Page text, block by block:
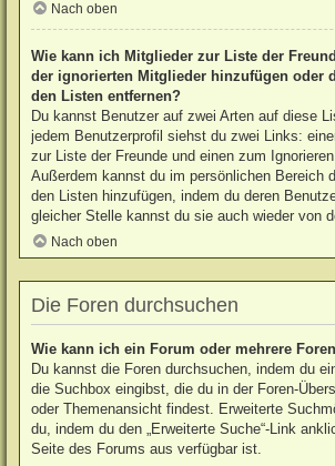
Nach oben
Wie kann ich Mitglieder zur Liste der
der ignorierten Mitglieder hinzufügen oder
den Listen entfernen?
Du kannst Benutzer auf zwei Arten auf diese
jedem Benutzerprofil siehst du zwei Links:
zur Liste der Freunde und einen zum
Außerdem kannst du im persönlichen Bereich
den Listen hinzufügen, indem du deren
gleicher Stelle kannst du sie auch wieder von
Nach oben
Die Foren durchsuchen
Wie kann ich ein Forum oder mehrere
Du kannst die Foren durchsuchen, indem du
die Suchbox eingibst, die du in der Foren-
oder Themenansicht findest. Erweiterte
du, indem du den „Erweiterte Suche“-Link
Seite des Forums aus verfügbar ist.